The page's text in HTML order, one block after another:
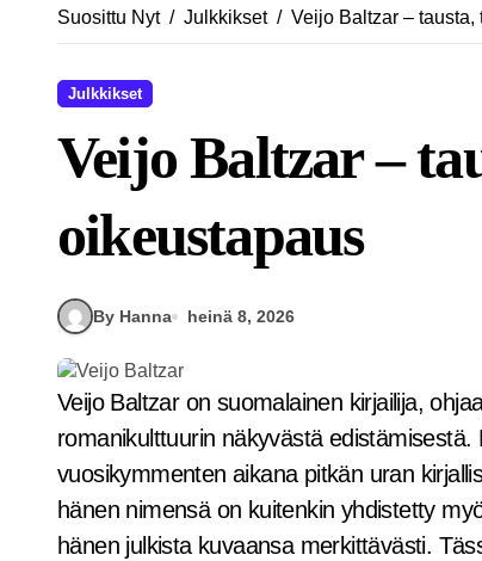
Suosittu Nyt Julkkikset Veijo Baltzar –
Julkkikset
Veijo Baltzar –
oikeustapaus
By Hanna heinä 8, 2026
Veijo Baltzar on suomalainen kirjailija, ohjaaja ja teatterintekijä, joka tunnetaan erityisesti
romanikulttuurin näkyvästä
vuosikymmenten aikana pitkän uran
hänen nimensä on kuitenkin yhdistetty
hänen julkista kuvaansa merkittävästi.